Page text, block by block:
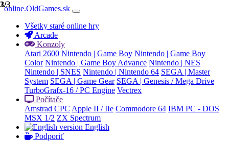
online.OldGames.sk
Všetky staré online hry
Arcade
Konzoly
Atari 2600 Nintendo | Game Boy Nintendo | Game Boy
Color Nintendo | Game Boy Advance Nintendo | NES
Nintendo | SNES Nintendo | Nintendo 64 SEGA | Master
System SEGA | Game Gear SEGA | Genesis / Mega Drive
TurboGrafx-16 / PC Engine Vectrex
Počítače
Amstrad CPC Apple II / IIe Commodore 64 IBM PC - DOS
MSX 1/2 ZX Spectrum
English
Podporiť
1/3
2/3
3/3